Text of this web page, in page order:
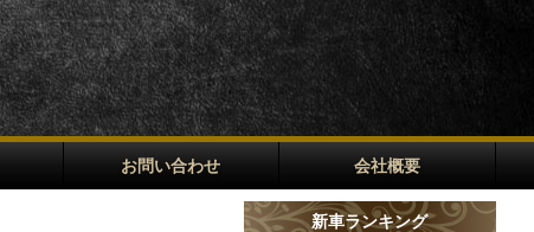
お問い合わせ 会社概要
新車ランキング